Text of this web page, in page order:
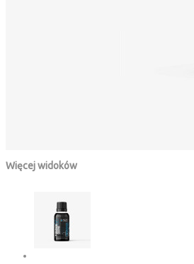
Więcej widoków